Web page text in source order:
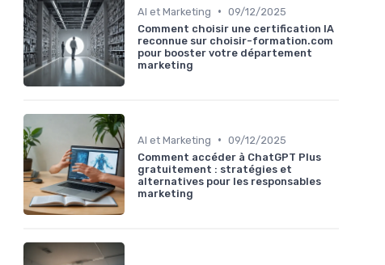
AI et Marketing • 09/12/2025
Comment choisir une certification IA
reconnue sur choisir-formation.com
pour booster votre département
marketing
AI et Marketing • 09/12/2025
Comment accéder à ChatGPT Plus
gratuitement : stratégies et
alternatives pour les responsables
marketing